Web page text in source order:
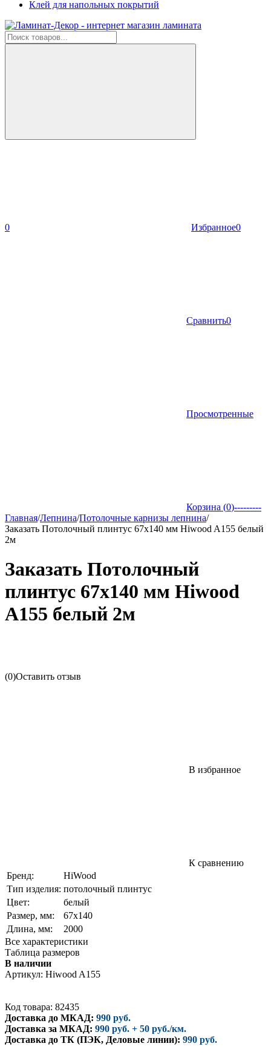
Клей для напольных покрытий
0 Избранное0
Сравнить0
Просмотренные
Корзина (0)---------
Главная/Лепнина/Потолочные карнизы лепнина/
Заказать Потолочный плинтус 67х140 мм Hiwood A155 белый
2м
Заказать Потолочный
плинтус 67х140 мм Hiwood
A155 белый 2м
(0)Оставить отзыв
В избранное
К сравнению
Бренд:
HiWood
Тип изделия: потолочный плинтус
Цвет:
белый
Размер, мм:
67х140
Длина, мм:
2000
Все характеристики
Таблица размеров
В наличии
Артикул: Hiwood A155
Код товара: 82435
Доставка до МКАД: 990 руб.
Доставка за МКАД: 990 руб. + 50 руб./км.
Доставка до ТК (ПЭК, Деловые линии): 990 руб.